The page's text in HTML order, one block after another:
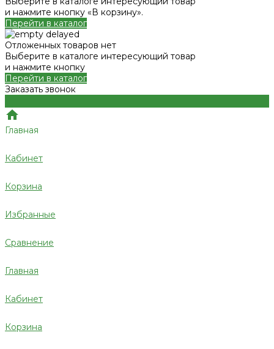
и нажмите кнопку «В корзину».
Перейти в каталог
Отложенных товаров нет
Выберите в каталоге интересующий товар
и нажмите кнопку
Перейти в каталог
Заказать звонок
Главная
Кабинет
Корзина
Избранные
Сравнение
Главная
Кабинет
Корзина